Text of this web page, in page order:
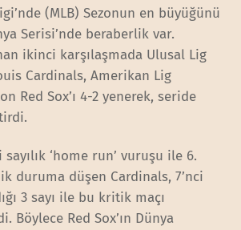
(MLB) Sezonun en büyüğünü
Serisi’nde beraberlik var.
ikinci karşılaşmada Ulusal Lig
Cardinals, Amerikan Lig
Red Sox’ı 4-2 yenerek, seride
‘home run’ vuruşu ile 6.
duruma düşen Cardinals, 7’nci
3 sayı ile bu kritik maçı
Böylece Red Sox’ın Dünya